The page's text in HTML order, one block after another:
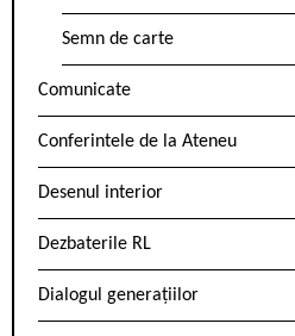
Semn de carte
Comunicate
Conferintele de la Ateneu
Desenul interior
Dezbaterile RL
Dialogul generațiilor